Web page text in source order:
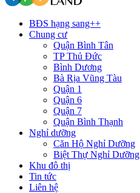
BĐS hạng sang++
Chung cư
Quận Bình Tân
TP Thủ Đức
Bình Dương
Bà Rịa Vũng Tàu
Quận 1
Quận 6
Quận 7
Quận Bình Thạnh
Nghỉ dưỡng
Căn Hộ Nghỉ Dưỡng
Biệt Thự Nghỉ Dưỡng
Khu đô thị
Tin tức
Liên hệ